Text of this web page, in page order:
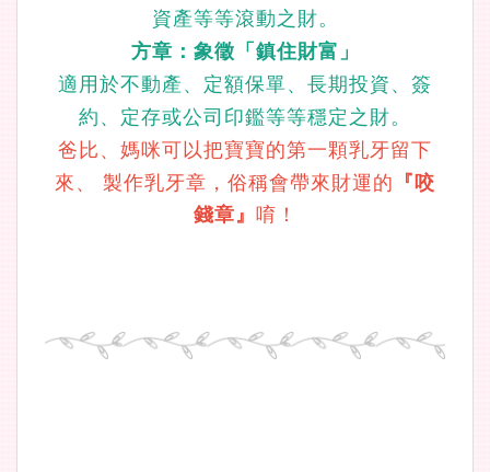
資產等等滾動之財。
方章：象徵「鎮住財富」
適用於不動產、定額保單、長期投資、簽
約、定存或公司印鑑等等穩定之財。
爸比、媽咪可以把寶寶的第一顆乳牙留下
來、 製作乳牙章，俗稱會帶來財運的 『咬
錢章』 唷！